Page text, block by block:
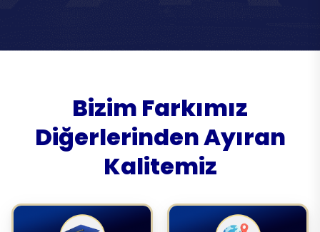
Bizim Farkımız
Diğerlerinden Ayıran
Kalitemiz